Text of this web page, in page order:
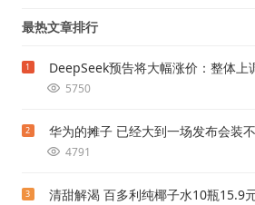
最热文章排行
1 DeepSeek预告将大幅涨价：整体上
5750
2 华为的摊子 已经大到一场发布会装
4791
3 清甜解渴 百多利纯椰子水10瓶15.9